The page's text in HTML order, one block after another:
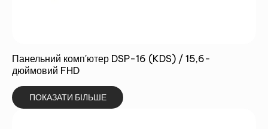
Панельний комп'ютер DSP-16 (KDS) / 15,6-
дюймовий FHD
ПОКАЗАТИ БІЛЬШЕ